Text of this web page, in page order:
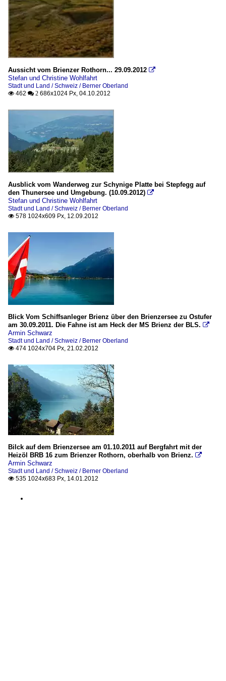
Aussicht vom Brienzer Rothorn... 29.09.2012 
Stefan und Christine Wohlfahrt
Stadt und Land / Schweiz / Berner Oberland
 462  2 686x1024 Px, 04.10.2012
Ausblick vom Wanderweg zur Schynige Platte bei Stepfegg auf
den Thunersee und Umgebung. (10.09.2012) 
Stefan und Christine Wohlfahrt
Stadt und Land / Schweiz / Berner Oberland
 578 1024x609 Px, 12.09.2012
Blick Vom Schiffsanleger Brienz über den Brienzersee zu Ostufer
am 30.09.2011. Die Fahne ist am Heck der MS Brienz der BLS. 
Armin Schwarz
Stadt und Land / Schweiz / Berner Oberland
 474 1024x704 Px, 21.02.2012
Bilck auf dem Brienzersee am 01.10.2011 auf Bergfahrt mit der
Heizöl BRB 16 zum Brienzer Rothorn, oberhalb von Brienz. 
Armin Schwarz
Stadt und Land / Schweiz / Berner Oberland
 535 1024x683 Px, 14.01.2012